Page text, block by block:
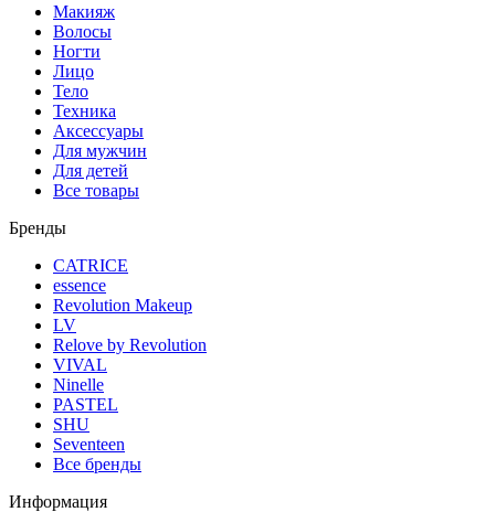
Макияж
Волосы
Ногти
Лицо
Тело
Техника
Аксессуары
Для мужчин
Для детей
Все товары
Бренды
CATRICE
essence
Revolution Makeup
LV
Relove by Revolution
VIVAL
Ninelle
PASTEL
SHU
Seventeen
Все бренды
Информация